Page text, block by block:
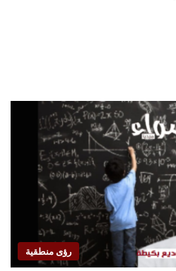
رؤى منطقية